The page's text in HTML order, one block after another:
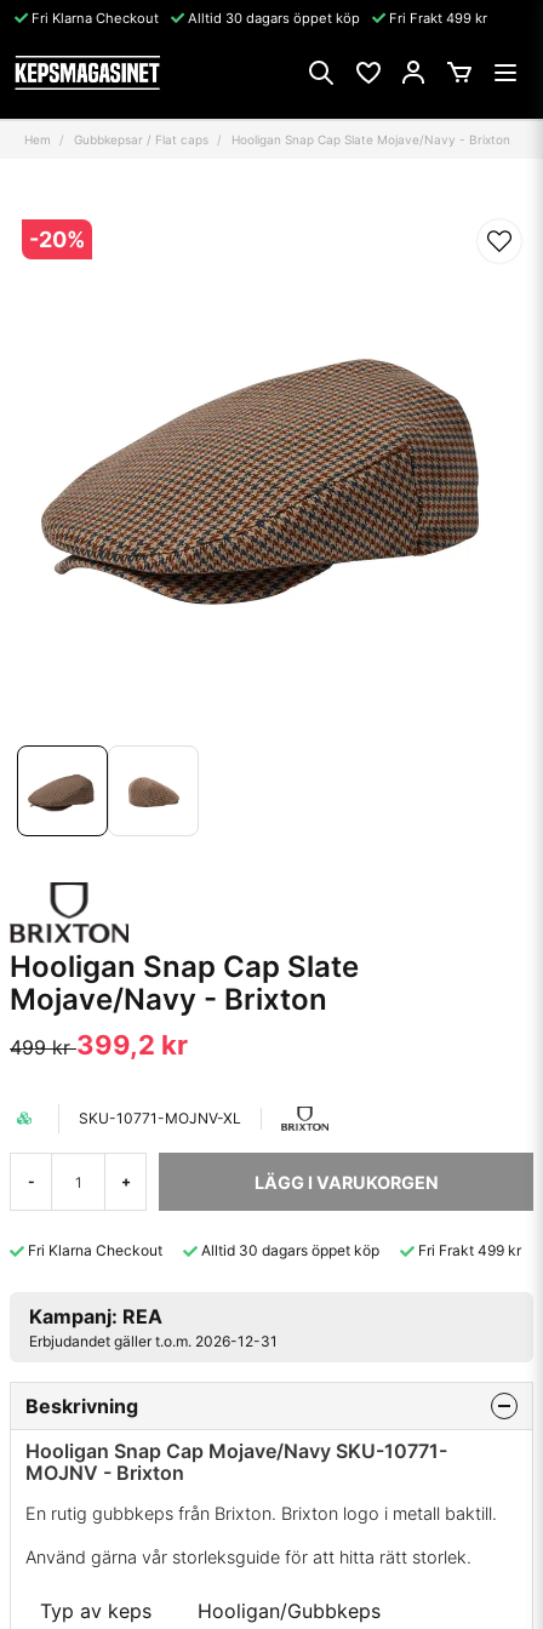
Fri Klarna Checkout Alltid 30 dagars öppet köp Fri Frakt 499 kr
Hem Gubbkepsar / Flat caps Hooligan Snap Cap Slate Mojave/Navy - Brixton
-20%
Hooligan Snap Cap Slate
Mojave/Navy - Brixton
499 kr399,2 kr
SKU-10771-MOJNV-XL
- + LÄGG I VARUKORGEN
Fri Klarna Checkout Alltid 30 dagars öppet köp Fri Frakt 499 kr
Kampanj: REA
Erbjudandet gäller t.o.m. 2026-12-31
Beskrivning
Hooligan Snap Cap Mojave/Navy SKU-10771-
MOJNV - Brixton
En rutig gubbkeps från Brixton. Brixton logo i metall baktill.
Använd gärna vår storleksguide för att hitta rätt storlek.
Typ av keps Hooligan/Gubbkeps